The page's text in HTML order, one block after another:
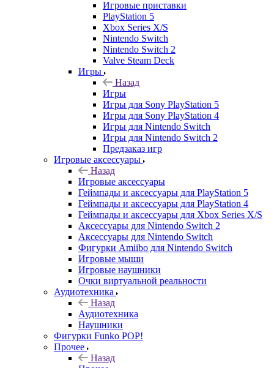
Игровые приставки
PlayStation 5
Xbox Series X/S
Nintendo Switch
Nintendo Switch 2
Valve Steam Deck
Игры
Назад
Игры
Игры для Sony PlayStation 5
Игры для Sony PlayStation 4
Игры для Nintendo Switch
Игры для Nintendo Switch 2
Предзаказ игр
Игровые аксессуары
Назад
Игровые аксессуары
Геймпады и аксессуары для PlayStation 5
Геймпады и аксессуары для PlayStation 4
Геймпады и аксессуары для Xbox Series X/S
Аксессуары для Nintendo Switch 2
Аксессуары для Nintendo Switch
Фигурки Amiibo для Nintendo Switch
Игровые мыши
Игровые наушники
Очки виртуальной реальности
Аудиотехника
Назад
Аудиотехника
Наушники
Фигурки Funko POP!
Прочее
Назад